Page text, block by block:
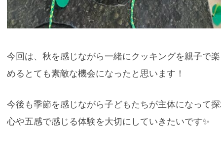
今回は、秋を感じながら一緒にクッキングを親子で
めるとても素敵な機会になったと思います！
今後も季節を感じながら子どもたちが主体になって
心や五感で感じる体験を大切にしていきたいです✨